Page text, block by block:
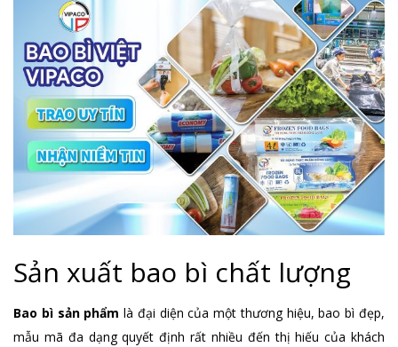
Sản xuất bao bì chất lượng
Bao bì sản phẩm là đại diện của một thương hiệu, bao bì đẹp,
mẫu mã đa dạng quyết định rất nhiều đến thị hiếu của khách